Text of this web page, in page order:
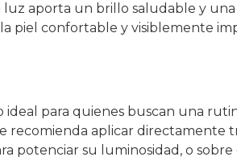
luz aporta un brillo saludable y
piel confortable y visiblemente
ideal para quienes buscan una
recomienda aplicar directamente
potenciar su luminosidad, o